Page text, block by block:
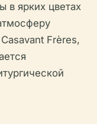
в ярких цветах
Frères,